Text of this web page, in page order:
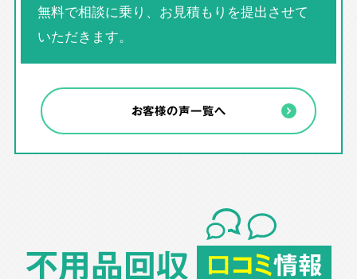
無料で相談に乗り、お見積もりを提出させて
いただきます。
お客様の声一覧へ
不用品回収 口コミ情報